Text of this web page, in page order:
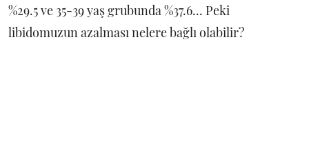
%29.5 ve 35-39 yaş grubunda %37.6... Peki
libidomuzun azalması nelere bağlı olabilir?